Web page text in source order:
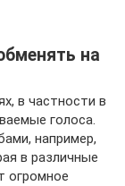
на
в частности в
голоса.
например,
в различные
огромное